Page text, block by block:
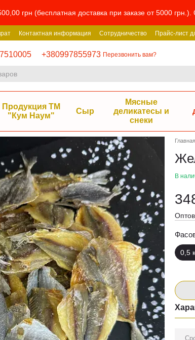
грн (бесплатная доставка при заказе от 5000
Контактная информация Сотрудничество Прайс-лист
+380997855973 Перезвонить вам?
Продукция ТМ
"Кум Наум"
Сыр
Мясные
деликатесы и
снеки
Главная
В
0,5